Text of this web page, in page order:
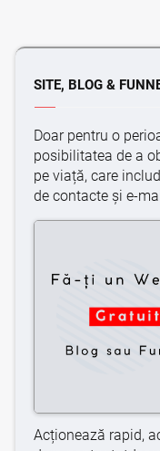
SITE, BLOG &
Doar pentru o
posibilitatea de a
pe viață, care
de contacte și e-
Acționează rapid,